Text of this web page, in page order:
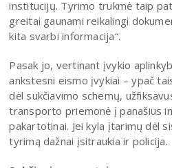
institucijų. Tyrimo trukmė taip
greitai gaunami reikalingi
kita svarbi informacija“.
Pasak jo, vertinant įvykio
ankstesni eismo įvykiai – ypač
dėl sukčiavimo schemų,
transporto priemonė į panašius
pakartotinai. Jei kyla įtarimų dėl
tyrimą dažnai įsitraukia ir policija.